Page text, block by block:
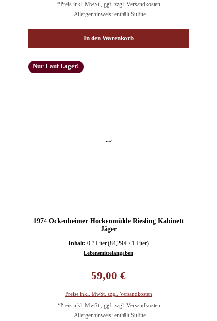
*Preis inkl. MwSt., ggf. zzgl. Versandkosten
Allergenhinweis: enthält Sulfite
In den Warenkorb
Nur 1 auf Lager!
1974 Ockenheimer Hockenmühle Riesling Kabinett
Jäger
Inhalt: 0.7 Liter (84,29 € / 1 Liter)
Lebensmittelangaben
59,00 €
Preise inkl. MwSt. zzgl. Versandkosten
*Preis inkl. MwSt., ggf. zzgl. Versandkosten
Allergenhinweis: enthält Sulfite